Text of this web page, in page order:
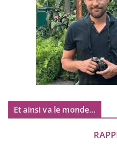
Et ainsi va le monde…